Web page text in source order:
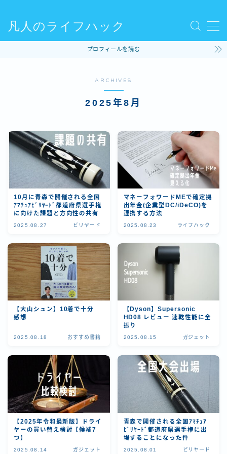
凡人のライフハック
コラム
ビリヤード
プロフィールを読む
ARCHIVES
2025年8月
10月に青森で開催される全国
ｱﾏﾁｭｱﾋﾞﾘﾔｰﾄﾞ都道府県選手権
に向けた課題と方向性の共有
2025.08.27 ビリヤード
マネーフォワードMEで確定拠
出年金(企業型DC/iDeCO)を
連携する方法
2025.08.23 ライフハック
【大山シュン】10着で十分
感想
2025.08.18 おすすめ書籍
【Dyson】Supersonic
HD08 レビュー 速乾性能に全
振り
2025.08.15 ガジェット
【2025年令和最新版】ドライ
ヤーの買い替え検討【候補7
つ】
2025.08.14 ガジェット
青森で開催される全国ｱﾏﾁｭｱ
ﾋﾞﾘﾔｰﾄﾞ都道府県選手権に出
場することになった件
2025.08.01 ビリヤード